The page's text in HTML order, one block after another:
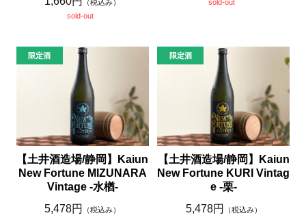
（税込み）
sold-out
sold-out
【土井酒造場/静岡】Kaiun
New Fortune MIZUNARA
Vintage -水楢-
5,478円
（税込み）
【土井酒造場/静岡】Kaiun
New Fortune KURI Vintag
e -栗-
5,478円
（税込み）